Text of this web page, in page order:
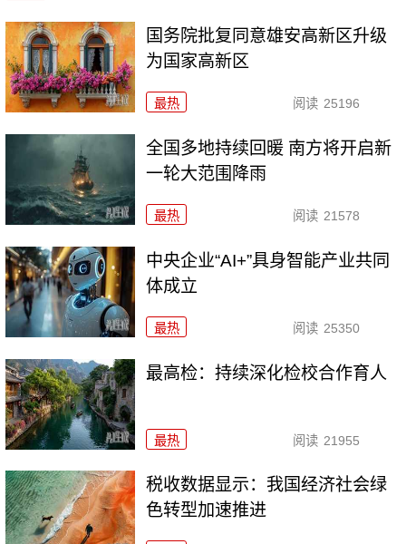
国务院批复同意雄安高新区升级
为国家高新区
最热 阅读 25196
全国多地持续回暖 南方将开启新
一轮大范围降雨
最热 阅读 21578
中央企业“AI+”具身智能产业共同
体成立
最热 阅读 25350
最高检：持续深化检校合作育人
最热 阅读 21955
税收数据显示：我国经济社会绿
色转型加速推进